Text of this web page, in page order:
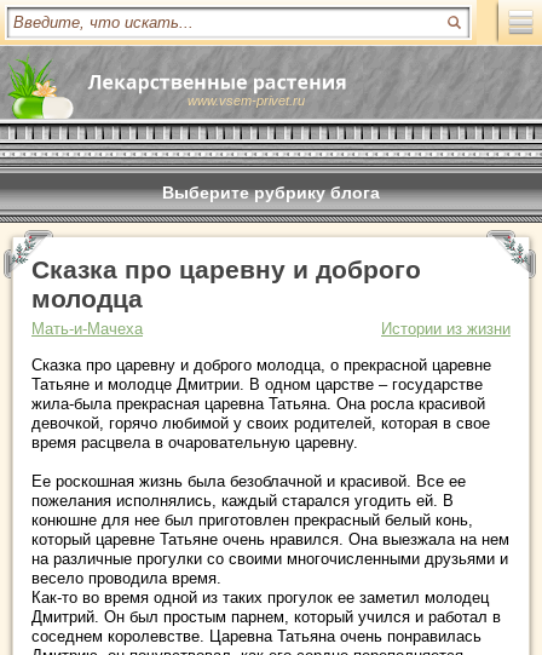
www.vsem-privet.ru
Выберите рубрику блога
Сказка про царевну и доброго
молодца
Мать-и-Мачеха
Истории из жизни
Сказка про царевну и доброго молодца, о прекрасной царевне
Татьяне и молодце Дмитрии. В одном царстве – государстве
жила-была прекрасная царевна Татьяна. Она росла красивой
девочкой, горячо любимой у своих родителей, которая в свое
время расцвела в очаровательную царевну.
Ее роскошная жизнь была безоблачной и красивой. Все ее
пожелания исполнялись, каждый старался угодить ей. В
конюшне для нее был приготовлен прекрасный белый конь,
который царевне Татьяне очень нравился. Она выезжала на нем
на различные прогулки со своими многочисленными друзьями и
весело проводила время.
Как-то во время одной из таких прогулок ее заметил молодец
Дмитрий. Он был простым парнем, который учился и работал в
соседнем королевстве. Царевна Татьяна очень понравилась